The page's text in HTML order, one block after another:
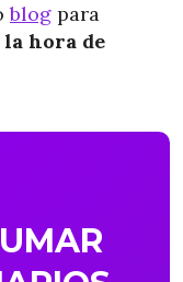
blog para
la hora de